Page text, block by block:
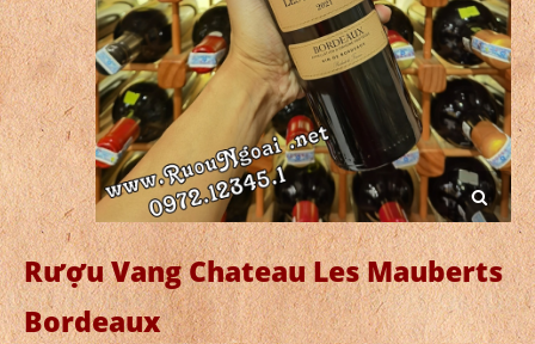
Rượu Vang Chateau Les Mauberts
Bordeaux